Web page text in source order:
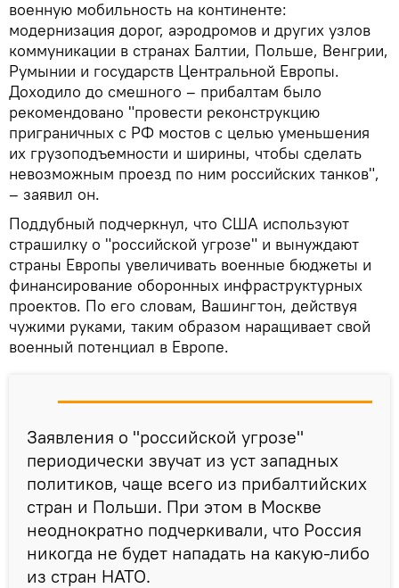
военную мобильность на континенте:
модернизация дорог, аэродромов и других узлов
коммуникации в странах Балтии, Польше, Венгрии,
Румынии и государств Центральной Европы.
Доходило до смешного – прибалтам было
рекомендовано "провести реконструкцию
приграничных с РФ мостов с целью уменьшения
их грузоподъемности и ширины, чтобы сделать
невозможным проезд по ним российских танков",
– заявил он.
Поддубный подчеркнул, что США используют
страшилку о "российской угрозе" и вынуждают
страны Европы увеличивать военные бюджеты и
финансирование оборонных инфраструктурных
проектов. По его словам, Вашингтон, действуя
чужими руками, таким образом наращивает свой
военный потенциал в Европе.
Заявления о "российской угрозе"
периодически звучат из уст западных
политиков, чаще всего из прибалтийских
стран и Польши. При этом в Москве
неоднократно подчеркивали, что Россия
никогда не будет нападать на какую-либо
из стран НАТО.